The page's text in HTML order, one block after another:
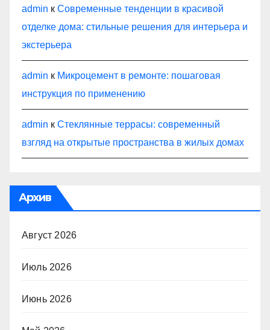
admin к Современные тенденции в красивой
отделке дома: стильные решения для интерьера и
экстерьера
admin к Микроцемент в ремонте: пошаговая
инструкция по применению
admin к Стеклянные террасы: современный
взгляд на открытые пространства в жилых домах
Архив
Август 2026
Июль 2026
Июнь 2026